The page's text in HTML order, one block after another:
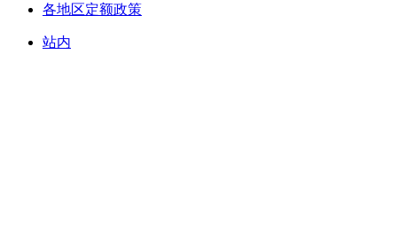
各地区定额政策
站内